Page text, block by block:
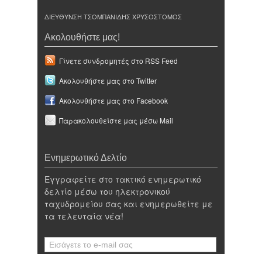
ΔΙΕΥΘΥΝΣΗ ΤΣΟΜΠΑΝΙΔΗΣ ΧΡΥΣΟΣΤΟΜΟΣ
Ακολουθήστε μας!
Γίνετε συνδρομητές στο RSS Feed
Ακολουθήστε μας στο Twitter
Ακολουθήστε μας στο Facebook
Παρακολουθείστε μας μέσω Mail
Ενημερωτικό Δελτίο
Εγγραφείτε στο τακτικό ενημερωτικό
δελτίο μέσω του ηλεκτρονικού
ταχυδρομείου σας και ενημερωθείτε με
τα τελευταία νέα!